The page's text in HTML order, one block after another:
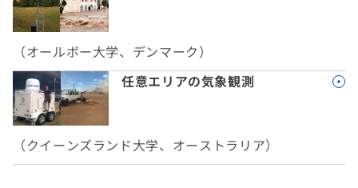
（オールボー大学、デンマーク）
任意エリアの気象観測
（クイーンズランド大学、オーストラリア）